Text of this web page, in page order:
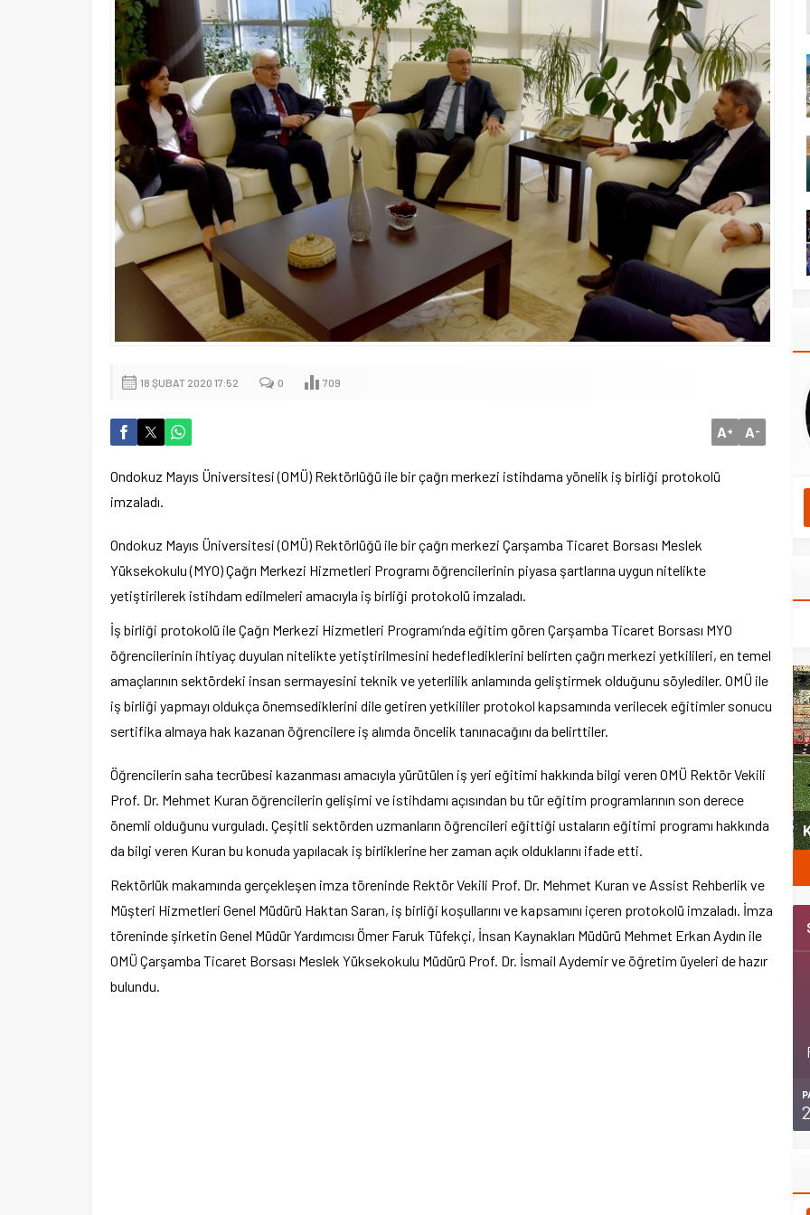
18 ŞUBAT 2020 17:52 0 709
A+ A-
Ondokuz Mayıs Üniversitesi (OMÜ) Rektörlüğü ile bir çağrı merkezi istihdama yönelik iş birliği protokolü
imzaladı.
Ondokuz Mayıs Üniversitesi (OMÜ) Rektörlüğü ile bir çağrı merkezi Çarşamba Ticaret Borsası Meslek
Yüksekokulu (MYO) Çağrı Merkezi Hizmetleri Programı öğrencilerinin piyasa şartlarına uygun nitelikte
yetiştirilerek istihdam edilmeleri amacıyla iş birliği protokolü imzaladı.
İş birliği protokolü ile Çağrı Merkezi Hizmetleri Programı’nda eğitim gören Çarşamba Ticaret Borsası MYO
öğrencilerinin ihtiyaç duyulan nitelikte yetiştirilmesini hedeflediklerini belirten çağrı merkezi yetkilileri, en temel
amaçlarının sektördeki insan sermayesini teknik ve yeterlilik anlamında geliştirmek olduğunu söylediler. OMÜ ile
iş birliği yapmayı oldukça önemsediklerini dile getiren yetkililer protokol kapsamında verilecek eğitimler sonucu
sertifika almaya hak kazanan öğrencilere iş alımda öncelik tanınacağını da belirttiler.
Öğrencilerin saha tecrübesi kazanması amacıyla yürütülen iş yeri eğitimi hakkında bilgi veren OMÜ Rektör Vekili
Prof. Dr. Mehmet Kuran öğrencilerin gelişimi ve istihdamı açısından bu tür eğitim programlarının son derece
önemli olduğunu vurguladı. Çeşitli sektörden uzmanların öğrencileri eğittiği ustaların eğitimi programı hakkında
da bilgi veren Kuran bu konuda yapılacak iş birliklerine her zaman açık olduklarını ifade etti.
Rektörlük makamında gerçekleşen imza töreninde Rektör Vekili Prof. Dr. Mehmet Kuran ve Assist Rehberlik ve
Müşteri Hizmetleri Genel Müdürü Haktan Saran, iş birliği koşullarını ve kapsamını içeren protokolü imzaladı. İmza
töreninde şirketin Genel Müdür Yardımcısı Ömer Faruk Tüfekçi, İnsan Kaynakları Müdürü Mehmet Erkan Aydın ile
OMÜ Çarşamba Ticaret Borsası Meslek Yüksekokulu Müdürü Prof. Dr. İsmail Aydemir ve öğretim üyeleri de hazır
bulundu.
Ege Üniversitesi Spor Kulübüne yeni
merkez tahsis edildi
Şubat’ta spor ve heyecan var